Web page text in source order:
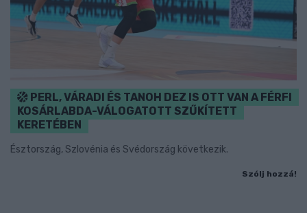
PERL, VÁRADI ÉS TANOH DEZ IS OTT VAN A FÉRFI
KOSÁRLABDA-VÁLOGATOTT SZŰKÍTETT
KERETÉBEN
Észtország, Szlovénia és Svédország következik.
Szólj hozzá!